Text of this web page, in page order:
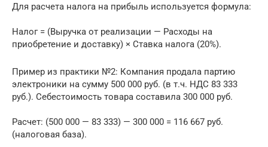
Для расчета налога на прибыль используется формула:
Налог = (Выручка от реализации — Расходы на
приобретение и доставку) × Ставка налога (20%).
Пример из практики №2: Компания продала партию
электроники на сумму 500 000 руб. (в т.ч. НДС 83 333
руб.). Себестоимость товара составила 300 000 руб.
Расчет: (500 000 — 83 333) — 300 000 = 116 667 руб.
(налоговая база).